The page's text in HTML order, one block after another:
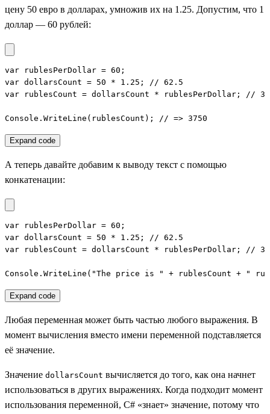
цену 50 евро в долларах, умножив их на 1.25. Допустим, что 1
доллар — 60 рублей:
var rublesPerDollar = 60;
var dollarsCount = 50 * 1.25; // 62.5
var rublesCount = dollarsCount * rublesPerDollar; //
Console.WriteLine(rublesCount); // => 3750
Expand code
А теперь давайте добавим к выводу текст с помощью
конкатенации:
var rublesPerDollar = 60;
var dollarsCount = 50 * 1.25; // 62.5
var rublesCount = dollarsCount * rublesPerDollar; //
Console.WriteLine("The price is " + rublesCount + "
Expand code
Любая переменная может быть частью любого выражения. В
момент вычисления вместо имени переменной подставляется
её значение.
Значение dollarsCount вычисляется до того, как она начнет
использоваться в других выражениях. Когда подходит момент
использования переменной, C# «знает» значение, потому что